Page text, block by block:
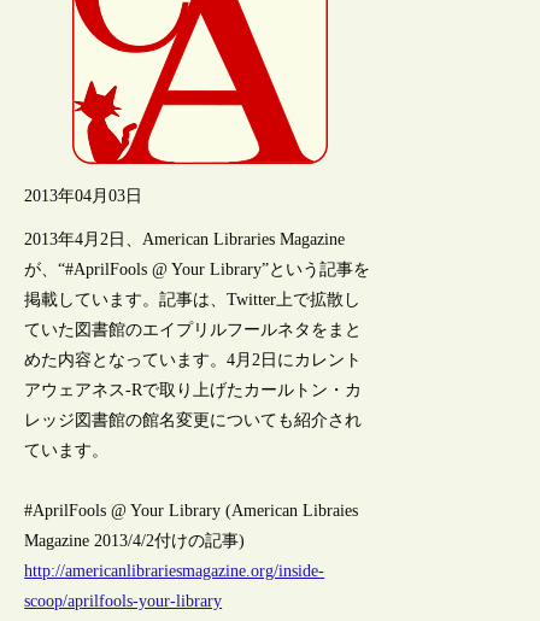
2013年04月03日
2013年4月2日、American Libraries Magazine
が、“#AprilFools @ Your Library”という記事を
掲載しています。記事は、Twitter上で拡散し
ていた図書館のエイプリルフールネタをまと
めた内容となっています。4月2日にカレント
アウェアネス-Rで取り上げたカールトン・カ
レッジ図書館の館名変更についても紹介され
ています。
#AprilFools @ Your Library (American Libraies
Magazine 2013/4/2付けの記事)
http://americanlibrariesmagazine.org/inside-
scoop/aprilfools-your-library